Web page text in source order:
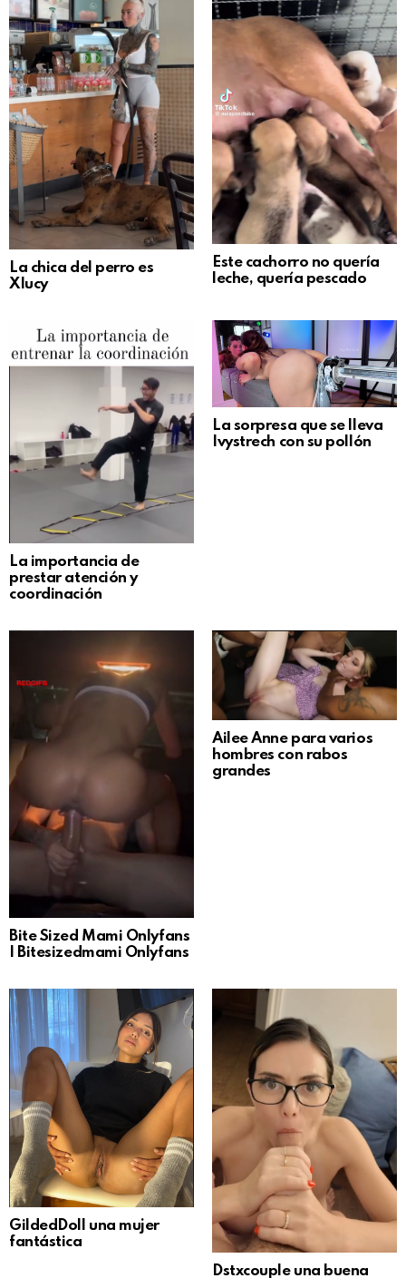
La chica del perro es
Xlucy
Este cachorro no quería
leche, quería pescado
La importancia de
prestar atención y
coordinación
La sorpresa que se lleva
Ivystrech con su pollón
Bite Sized Mami Onlyfans
| Bitesizedmami Onlyfans
Ailee Anne para varios
hombres con rabos
grandes
GildedDoll una mujer
fantástica
Dstxcouple una buena